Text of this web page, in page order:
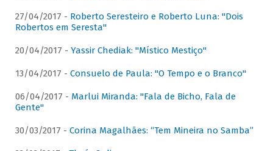
27/04/2017 - Roberto Seresteiro e Roberto Luna: "Dois
Robertos em Seresta"
20/04/2017 - Yassir Chediak: "Místico Mestiço"
13/04/2017 - Consuelo de Paula: "O Tempo e o Branco"
06/04/2017 - Marlui Miranda: "Fala de Bicho, Fala de
Gente"
30/03/2017 - Corina Magalhães: “Tem Mineira no Samba”